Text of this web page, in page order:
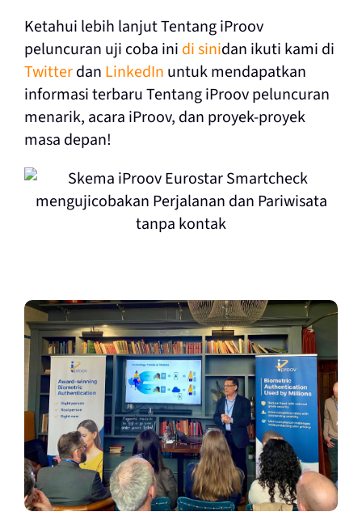
Ketahui lebih lanjut Tentang iProov
peluncuran uji coba ini di sinidan ikuti kami di
Twitterdan LinkedIn untuk mendapatkan
informasi terbaru Tentang iProov peluncuran
menarik, acara iProov, dan proyek-proyek
masa depan!